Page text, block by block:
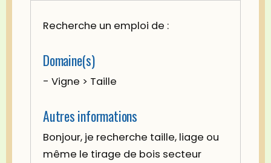
Recherche un emploi de :
Domaine(s)
- Vigne > Taille
Autres informations
Bonjour, je recherche taille, liage ou
même le tirage de bois secteur